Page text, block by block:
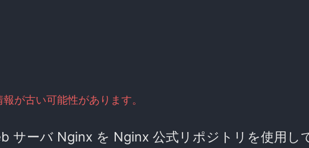
が古い可能性があります。
サーバ Nginx を Nginx 公式リポジトリを使用し